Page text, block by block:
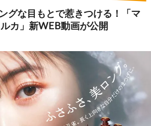
グな目もとで惹きつける！「マ
カ」新WEB動画が公開